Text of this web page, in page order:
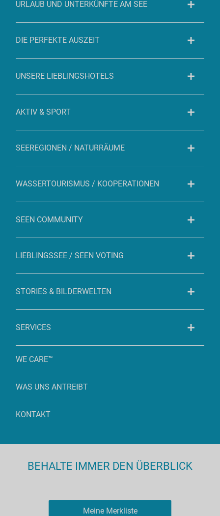
URLAUB UND UNTERKÜNFTE AM SEE
DIE PERFEKTE AUSZEIT
UNSERE LIEBLINGSHOTELS
AKTIV & SPORT
SEEREGIONEN / NATURRÄUME
WASSERTOURISMUS / KOOPERATIONEN
SEEN COMMUNITY
LIEBLINGSSEE / SEEN VOTING
STORIES & BILDERWELTEN
SERVICES
WE CARE™
WAS UNS ANTREIBT
KONTAKT
BEHALTE IMMER DEN ÜBERBLICK
Meine Merkliste